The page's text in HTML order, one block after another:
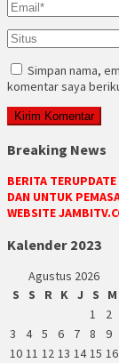
Simpan nama,
komentar saya
Breaking News
BERITA
DAN UNTUK
WEBSITE
Kalender 2023
Agustus 2026
S
S R K J S
M
1
2
3
4 5 6 7 8
9
10 11 12 13 14 15 16